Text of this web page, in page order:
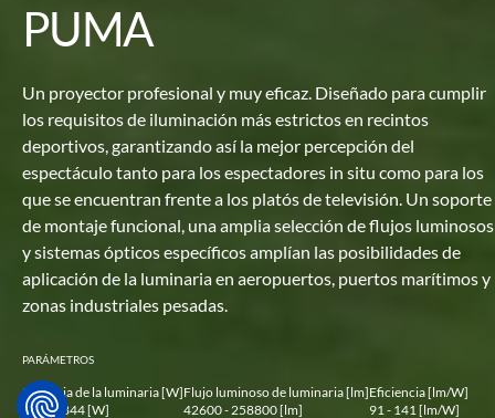
PUMA
Un proyector profesional y muy eficaz. Diseñado para cumplir
los requisitos de iluminación más estrictos en recintos
deportivos, garantizando así la mejor percepción del
espectáculo tanto para los espectadores in situ como para los
que se encuentran frente a los platós de televisión. Un soporte
de montaje funcional, una amplia selección de flujos luminosos
y sistemas ópticos específicos amplían las posibilidades de
aplicación de la luminaria en aeropuertos, puertos marítimos y
zonas industriales pesadas.
PARÁMETROS
Potencia de la luminaria [W]
468 - 1844 [W]
Flujo luminoso de luminaria [lm]
42600 - 258800 [lm]
Eficiencia [lm/W]
91 - 141 [lm/W]